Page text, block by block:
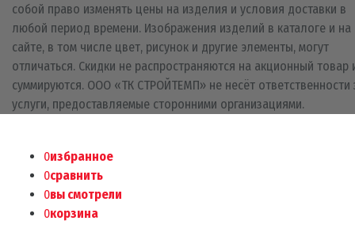
собой право изменять цены на изделия и условия доставки в
любой период времени. Изображения изделий в каталоге и на
сайте, в том числе цвет, рисунок и другие элементы, могут
отличаться. Скидки не распространяются на акционный товар
суммируются. ООО «ТК СТРОЙТЕМП» не несёт ответственности
услуги, предоставляемые сторонними организациями.
0избранное
0сравнить
0вы смотрели
0корзина